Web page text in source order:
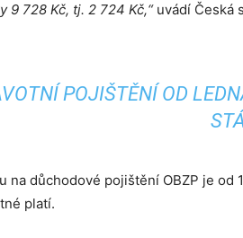
9 728 Kč, tj. 2 724 Kč,“uvádí Česká
POJIŠTĚNÍ OD
na důchodové pojištění OBZP je od
platí.